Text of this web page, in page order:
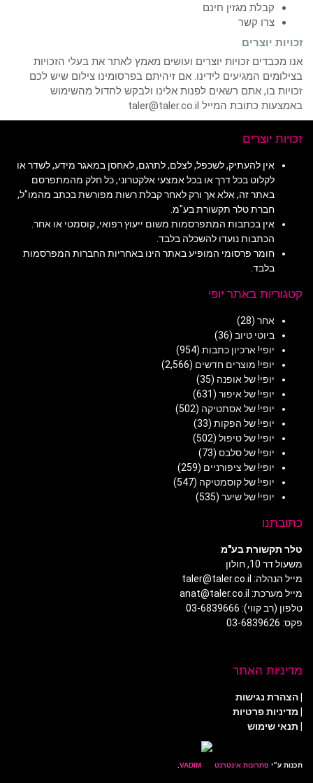
קבלת מגזין חינם
צרו קשר
זכויות יוצרים
אנו מכבדים זכויות יוצרים ועושים מאמץ לאתר את בעלי הזכויות
בצילומים המגיעים לידינו. אם זיהיתם בפרסומינו צילום שיש לכם
זכויות בו, אתם רשאים לפנות אלינו ולבקש לחדול מהשימוש
באמצעות כתובת המייל taler@taler.co.il
זכויות יוצרים
אין להעתיק, לשכפל, לצלם, לתרגם, לאחסן במאגר מידע, לשדר או
לקלוט בכל דרך או בכל אמצעי אלקטרוני, כל חלק מהמתפרסם
באתר זה, אלא אך ורק לאחר קבלת רשות מפורשת בכתב מהמו"ל,
חברת טלר תקשורת בע"מ.
אין בכתבות המתפרסמות משום ייעוץ רפואי, קוסמטי או אחר.
הכתבות נועדו להשכלה בלבד.
חומר פרסומי המופיע באתר הינו באחריות החברות המפרסמות
בלבד.
קטגוריות באתר יופי
אחר (28)
ביוטי טיוב (36)
יופי! ארכיון כתבות (954)
יופי! מוצרים חדשים (2,566)
יופי! של אופנה (35)
יופי! של איפור (631)
יופי! של אסתטיקה (502)
יופי! של הפקות (33)
יופי! של טיפול (502)
יופי! של סלבס (73)
יופי! של ציפורניים (259)
יופי! של קוסמטיקה (547)
יופי! של שיער (535)
כתובתנו
טלר תקשורת בע"מ
משעול דר 10, חולון
מייל הנהלה: taler@taler.co.il
מייל מערכת: anat@taler.co.il
טלפון (רב קווי): 03-6839666
פקס: 03-6839626
מדיניות האתר
|הצהרת נגישות
| מדיניות פרטיות
| תנאי שימוש
תכנות ע״י פתרונות אינטרנט